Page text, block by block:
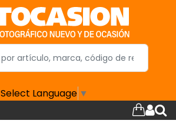
Select Language ▼